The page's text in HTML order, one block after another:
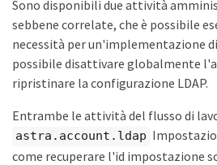
Sono disponibili due attività
sebbene correlate, che è possibile
necessità per un'implementazione
possibile disattivare globalmente
ripristinare la configurazione LDAP.
Entrambe le attività del flusso di
astra.account.ldap
come recuperare l'id impostazione